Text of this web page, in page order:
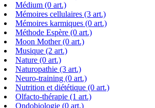
Médium (0 art.)
Mémoires cellulaires (3 art.)
Mémoires karmiques (0 art.)
Méthode Espère (0 art.)
Moon Mother (0 art.)
Musique (2 art.)
Nature (0 art.)
Naturopathie (3 art.)
Neuro-training (0 art.)
Nutrition et diététique (0 art.)
Olfacto-thérapie (1 art.)
Ondobiologie (0 art.)